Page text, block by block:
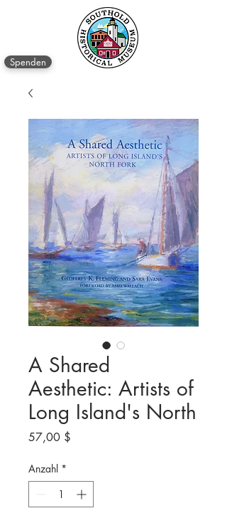
Spenden
A Shared
Aesthetic: Artists of
Long Island's North
57,00 $
Anzahl *